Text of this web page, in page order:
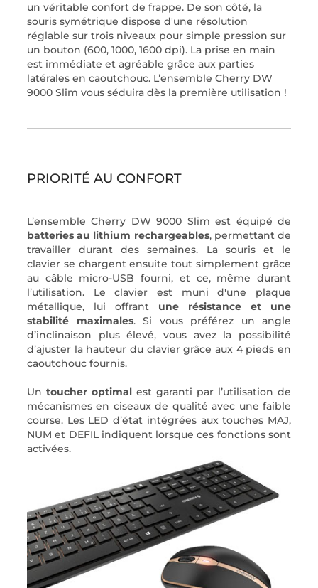
un véritable confort de frappe. De son côté, la
souris symétrique dispose d'une résolution
réglable sur trois niveaux pour simple pression sur
un bouton (600, 1000, 1600 dpi). La prise en main
est immédiate et agréable grâce aux parties
latérales en caoutchouc. L’ensemble Cherry DW
9000 Slim vous séduira dès la première utilisation !
PRIORITÉ AU CONFORT
L’ensemble Cherry DW 9000 Slim est équipé de
batteries au lithium rechargeables, permettant de
travailler durant des semaines. La souris et le
clavier se chargent ensuite tout simplement grâce
au câble micro-USB fourni, et ce, même durant
l’utilisation. Le clavier est muni d'une plaque
métallique, lui offrant une résistance et une
stabilité maximales. Si vous préférez un angle
d’inclinaison plus élevé, vous avez la possibilité
d’ajuster la hauteur du clavier grâce aux 4 pieds en
caoutchouc fournis.
Un toucher optimal est garanti par l’utilisation de
mécanismes en ciseaux de qualité avec une faible
course. Les LED d’état intégrées aux touches MAJ,
NUM et DEFIL indiquent lorsque ces fonctions sont
activées.